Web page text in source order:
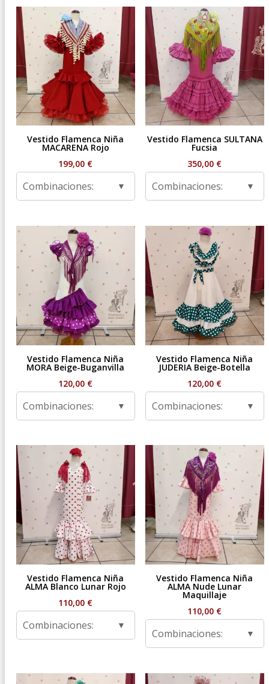
Vestido Flamenca Niña
MACARENA Rojo
199,00 €
Combinaciones:
Vestido Flamenca SULTANA
Fucsia
350,00 €
Combinaciones:
Vestido Flamenca Niña
MORA Beige-Buganvilla
120,00 €
Combinaciones:
Vestido Flamenca Niña
JUDERIA Beige-Botella
120,00 €
Combinaciones:
Vestido Flamenca Niña
ALMA Blanco Lunar Rojo
110,00 €
Combinaciones:
Vestido Flamenca Niña
ALMA Nude Lunar
Maquillaje
110,00 €
Combinaciones: